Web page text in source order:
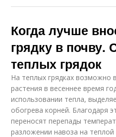
Когда лучше
грядку в почву.
теплых грядок
На теплых грядках возможно
растения в весеннее время
использовании тепла,
обогрева корней. Благодаря
переносят перепады
разложении навоза на теплой